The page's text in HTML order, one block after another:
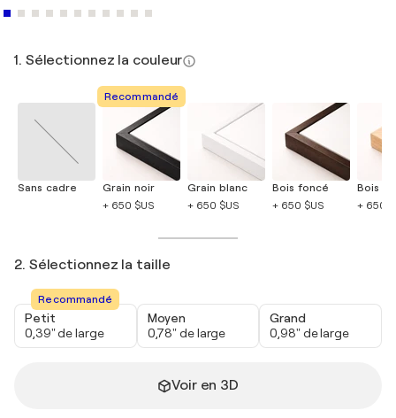
1. Sélectionnez la couleur
Sans cadre
Recommandé
Grain noir
+ 650 $US
Grain blanc
+ 650 $US
Bois foncé
+ 650 $US
Bois
+ 650
2. Sélectionnez la taille
Recommandé
Petit
0,39" de large
Moyen
0,78" de large
Grand
0,98" de large
Voir en 3D